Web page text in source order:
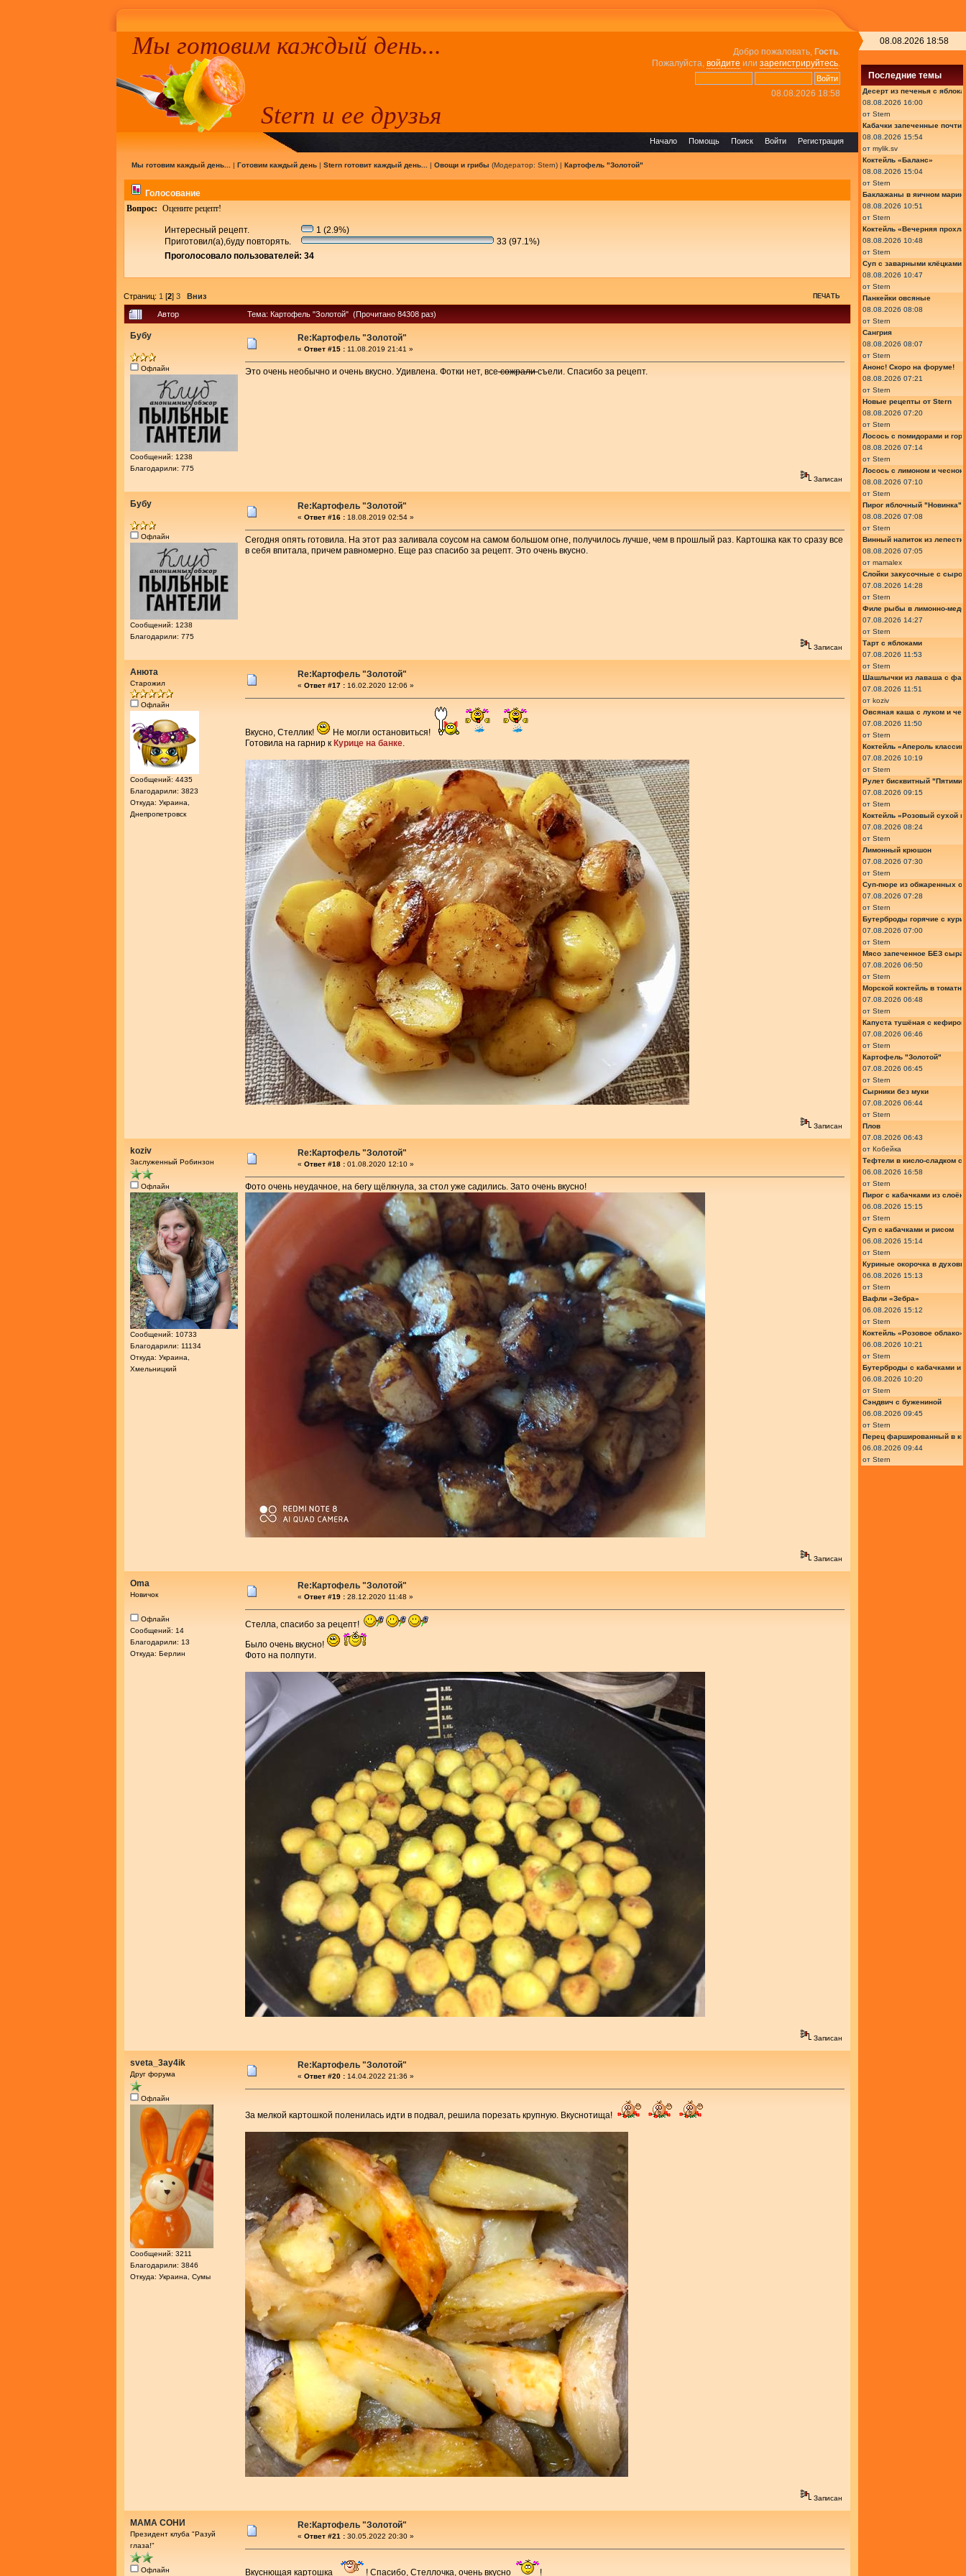
Добро пожаловать, Гость.
Пожалуйста, войдите или зарегистрируйтесь.
08.08.2026 18:58
Мы готовим каждый день...
Stern и ее друзья
Регистрация
Войти
Поиск
Помощь
Начало
Мы готовим каждый день... | Готовим каждый день| Stern готовит каждый день... | Овощи и грибы (Модератор: Stern) | Картофель "Золотой"
Голосование
Вопрос: Оцените рецепт!
Интересный рецепт.
1 (2.9%)
Приготовил(а),буду повторять.
33 (97.1%)
Проголосовало пользователей: 34
Страниц: 1 [2] 3 Вниз ПЕЧАТЬ
Автор Тема: Картофель "Золотой" (Прочитано 84308 раз)
Бубу
Офлайн
Сообщений: 1238
Благодарили: 775
Re:Картофель "Золотой"
« Ответ #15 : 11.08.2019 21:41 »
Это очень необычно и очень вкусно. Удивлена. Фотки нет, всесожралисъели. Спасибо за рецепт.
Записан
Бубу
Офлайн
Сообщений: 1238
Благодарили: 775
Re:Картофель "Золотой"
« Ответ #16 : 18.08.2019 02:54 »
Сегодня опять готовила. На этот раз заливала соусом на самом большом огне, получилось лучше, чем в прошлый раз. Картошка как то сразу все
в себя впитала, причем равномерно. Еще раз спасибо за рецепт. Это очень вкусно.
Записан
Анюта
Старожил
Офлайн
Сообщений: 4435
Благодарили: 3823
Откуда: Украина,
Днепропетровск
Re:Картофель "Золотой"
« Ответ #17 : 16.02.2020 12:06 »
Вкусно, Стеллик!
Не могли остановиться!
Готовила на гарнир к Курице на банке.
Записан
koziv
Заслуженный Робинзон
Офлайн
Сообщений: 10733
Благодарили: 11134
Откуда: Украина,
Хмельницкий
Re:Картофель "Золотой"
« Ответ #18 : 01.08.2020 12:10 »
Фото очень неудачное, на бегу щёлкнула, за стол уже садились. Зато очень вкусно!
Записан
Oma
Новичок
Офлайн
Сообщений: 14
Благодарили: 13
Откуда: Берлин
Re:Картофель "Золотой"
« Ответ #19 : 28.12.2020 11:48 »
Стелла, спасибо за рецепт!
Было очень вкусно!
Фото на полпути.
Записан
sveta_3ay4ik
Друг форума
Офлайн
Сообщений: 3211
Благодарили: 3846
Откуда: Украина, Сумы
Re:Картофель "Золотой"
« Ответ #20 : 14.04.2022 21:36 »
За мелкой картошкой поленилась идти в подвал, решила порезать крупную. Вкуснотища!
Записан
МАМА СОНИ
Президент клуба "Разуй
глаза!"
Офлайн
Re:Картофель "Золотой"
« Ответ #21 : 30.05.2022 20:30 »
Вкуснющая картошка ! Спасибо, Стеллочка, очень вкусно !
08.08.2026 18:58
Последние темы
Десерт из печенья с
08.08.2026 16:00
от Stern
Кабачки запеченные
08.08.2026 15:54
от mylik.sv
Коктейль «Баланс»
08.08.2026 15:04
от Stern
Баклажаны в яичном
08.08.2026 10:51
от Stern
Коктейль «Вечерняя
08.08.2026 10:48
от Stern
Суп с заварными клёцками
08.08.2026 10:47
от Stern
Панкейки овсяные
08.08.2026 08:08
от Stern
Сангрия
08.08.2026 08:07
от Stern
Анонс! Скоро на форуме!
08.08.2026 07:21
от Stern
Новые рецепты от Stern
08.08.2026 07:20
от Stern
Лосось с помидорами и
08.08.2026 07:14
от Stern
Лосось с лимоном и
08.08.2026 07:10
от Stern
Пирог яблочный "Новинка"
08.08.2026 07:08
от Stern
Винный напиток из
08.08.2026 07:05
от mamalex
Слойки закусочные с
07.08.2026 14:28
от Stern
Филе рыбы в лимонно-
07.08.2026 14:27
от Stern
Тарт с яблоками
07.08.2026 11:53
от Stern
Шашлычки из лаваша с
07.08.2026 11:51
от koziv
Овсяная каша с луком и
07.08.2026 11:50
от Stern
Коктейль «Апероль
07.08.2026 10:19
от Stern
Рулет бисквитный
07.08.2026 09:15
от Stern
Коктейль «Розовый сухой
07.08.2026 08:24
от Stern
Лимонный крюшон
07.08.2026 07:30
от Stern
Суп-пюре из обжаренных
07.08.2026 07:28
от Stern
Бутерброды горячие с
07.08.2026 07:00
от Stern
Мясо запеченное БЕЗ сыра
07.08.2026 06:50
от Stern
Морской коктейль в
07.08.2026 06:48
от Stern
Капуста тушёная с кефиром
07.08.2026 06:46
от Stern
Картофель "Золотой"
07.08.2026 06:45
от Stern
Сырники без муки
07.08.2026 06:44
от Stern
Плов
07.08.2026 06:43
от Кобейка
Тефтели в кисло-сладком
06.08.2026 16:58
от Stern
Пирог с кабачками из
06.08.2026 15:15
от Stern
Суп с кабачками и рисом
06.08.2026 15:14
от Stern
Куриные окорочка в
06.08.2026 15:13
от Stern
Вафли «Зебра»
06.08.2026 15:12
от Stern
Коктейль «Розовое
06.08.2026 10:21
от Stern
Бутерброды с кабачками и
06.08.2026 10:20
от Stern
Сэндвич с бужениной
06.08.2026 09:45
от Stern
Перец фаршированный в
06.08.2026 09:44
от Stern